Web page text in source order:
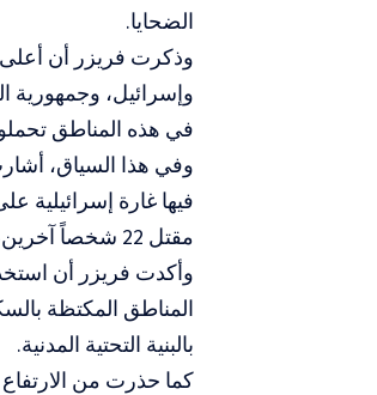
الضحايا.
وذكرت فريزر أن أعلى
وإسرائيل، وجمهورية
في هذه المناطق تحملوا
مقتل 22 شخصاً آخرين، بينهم ستة أطفال.
وأكدت فريزر أن
المناطق المكتظة
بالبنية التحتية المدنية.
كما حذرت من